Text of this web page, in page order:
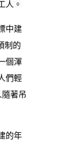
人。
中建
制的
個渾
們輕
著吊
的年